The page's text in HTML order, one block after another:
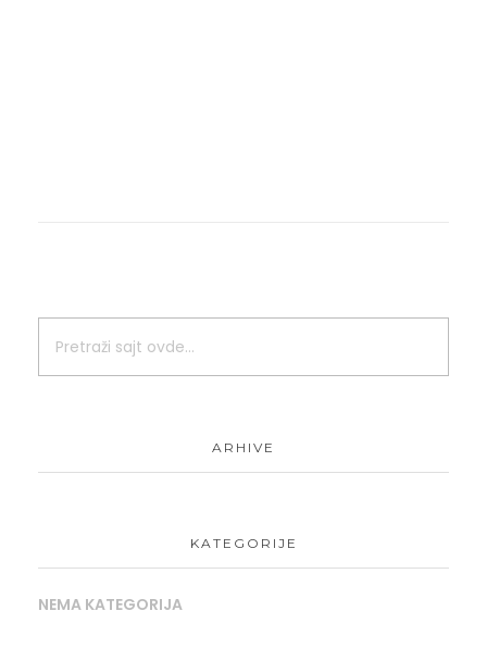
ARHIVE
KATEGORIJE
NEMA KATEGORIJA